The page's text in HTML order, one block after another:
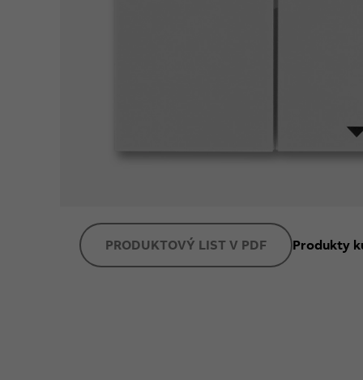
PRODUKTOVÝ LIST V PDF Produkty